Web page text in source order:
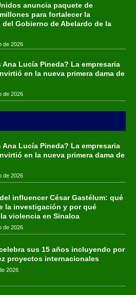
anuncia paquete de
para fortalecer la
Gobierno de Abelardo de la
de 2026
Ana Lucía Pineda? La empresaria
en la nueva primera dama de
de 2026
Ana Lucía Pineda? La empresaria
en la nueva primera dama de
de 2026
influencer César Gastélum: qué
la investigación y por qué
violencia en Sinaloa
de 2026
sus 15 años incluyendo por
proyectos internacionales
2026